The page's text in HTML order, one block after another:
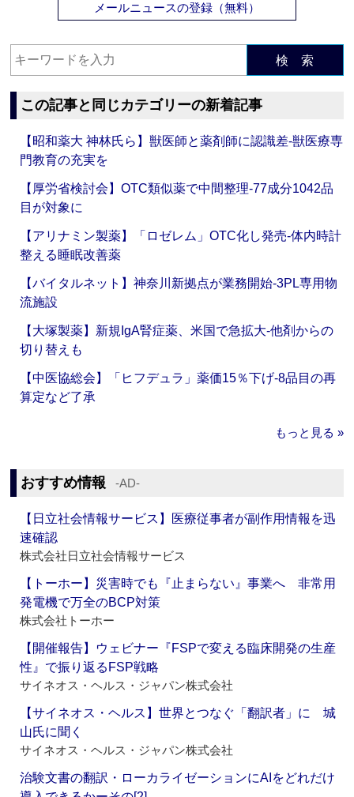
メールニュースの登録（無料）
検 索
この記事と同じカテゴリーの新着記事
【昭和薬大 神林氏ら】獣医師と薬剤師に認識差‐獣医療専
門教育の充実を
【厚労省検討会】OTC類似薬で中間整理‐77成分1042品
目が対象に
【アリナミン製薬】「ロゼレム」OTC化し発売‐体内時計
整える睡眠改善薬
【バイタルネット】神奈川新拠点が業務開始‐3PL専用物
流施設
【大塚製薬】新規IgA腎症薬、米国で急拡大‐他剤からの
切り替えも
【中医協総会】「ヒフデュラ」薬価15％下げ‐8品目の再
算定など了承
もっと見る »
おすすめ情報 ‐AD‐
【日立社会情報サービス】医療従事者が副作用情報を迅
速確認
株式会社日立社会情報サービス
【トーホー】災害時でも『止まらない』事業へ 非常用
発電機で万全のBCP対策
株式会社トーホー
【開催報告】ウェビナー『FSPで変える臨床開発の生産
性』で振り返るFSP戦略
サイネオス・ヘルス・ジャパン株式会社
【サイネオス・ヘルス】世界とつなぐ「翻訳者」に 城
山氏に聞く
サイネオス・ヘルス・ジャパン株式会社
治験文書の翻訳・ローカライゼーションにAIをどれだけ